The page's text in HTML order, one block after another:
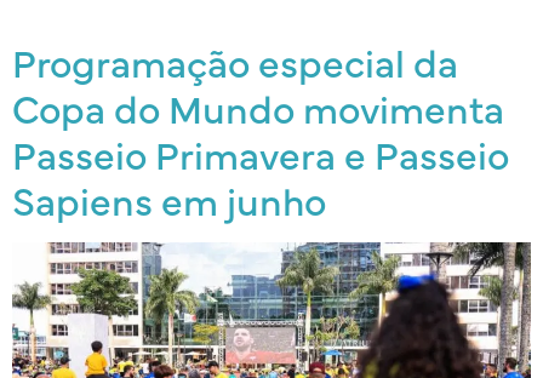
Programação especial da
Copa do Mundo movimenta
Passeio Primavera e Passeio
Sapiens em junho